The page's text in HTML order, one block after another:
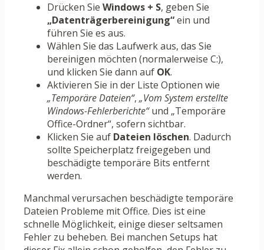
Drücken Sie Windows + S, geben Sie
„Datenträgerbereinigung“ein und
führen Sie es aus.
Wählen Sie das Laufwerk aus, das Sie
bereinigen möchten (normalerweise C:),
und klicken Sie dann auf OK.
Aktivieren Sie in der Liste Optionen wie
„Temporäre Dateien“, „Vom System erstellte
Windows-Fehlerberichte“und „Temporäre
Office-Ordner“, sofern sichtbar.
Klicken Sie auf Dateien löschen. Dadurch
sollte Speicherplatz freigegeben und
beschädigte temporäre Bits entfernt
werden.
Manchmal verursachen beschädigte temporäre
Dateien Probleme mit Office. Dies ist eine
schnelle Möglichkeit, einige dieser seltsamen
Fehler zu beheben. Bei manchen Setups hat